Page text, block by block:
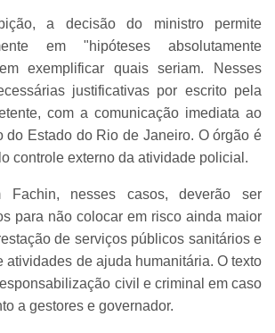
a decisão do ministro permite
em "hipóteses absolutamente
exemplificar quais seriam. Nesses
justificativas por escrito pela
com a comunicação imediata ao
do Estado do Rio de Janeiro. O órgão é
controle externo da atividade policial.
Fachin, nesses casos, deverão ser
para não colocar em risco ainda maior
de serviços públicos sanitários e
atividades de ajuda humanitária. O texto
civil e criminal em caso
a gestores e governador.